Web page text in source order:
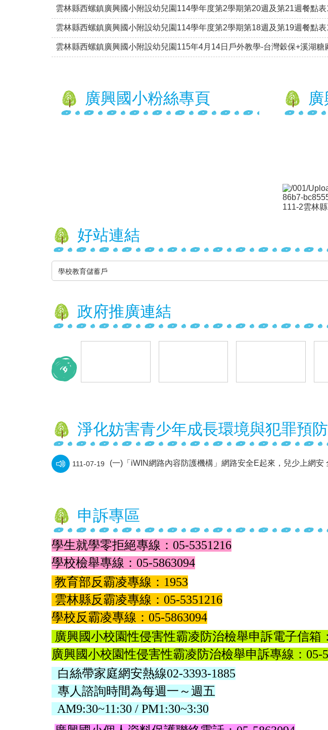
雲林縣西螺鎮廣興國小附設幼兒園114學年度第2學期第20週及第21週餐點
雲林縣西螺鎮廣興國小附設幼兒園114學年度第2學期第18週及第19週餐點
雲林縣西螺鎮廣興國小附設幼兒園115年4月14日戶外教學-台灣穀保+溪湖糖
廣興國小粉絲專頁
111-2雲林
好站連結
政府推廣連結
淨化妨害青少年成長環境與犯罪預
111-07-19 (一)「iWIN網路內容防護機構」網路安全E起來，兒少上網安
111-07-19 (四)網路世界停看聽，色情陷阱要注意，共同打擊網路性霸
申訴專區
學生就學零拒絕專線 ： 05-5351216
學校檢舉專線 ： 05-5863094
教育部反霸凌專線 ： 1953
雲林縣反霸凌專線 ： 05-5351216
學校反霸凌專線 ： 05-5863094
廣興國小校園性侵害性霸凌防治檢舉申訴電子信箱
廣興國小校園性侵害性霸凌防治檢舉申訴專線： 05-
白絲帶家庭網安熱線02-3393-1885
專人諮詢時間為每週一～週五
AM9:30~11:30 / PM1:30~3:30